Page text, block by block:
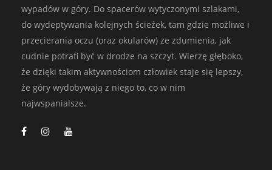
wypadów w góry. Do spacerów wytyczonymi szlakami,
do wydeptywania kolejnych ścieżek, tam gdzie możliwe i
przecierania oczu (oraz okularów) ze zdumienia, jak
cudnie potrafi być w drodze na szczyt. Wierzę głęboko,
że dzięki takim aktywnościom człowiek staje się lepszy,
że góry wydobywają z niego to, co w nim
najwspanialsze.